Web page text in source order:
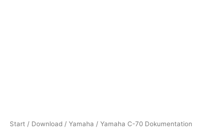
Start / Download / Yamaha / Yamaha C-70 Dokumentation